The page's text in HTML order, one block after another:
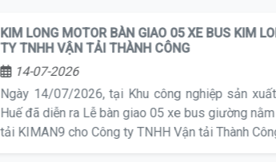
KIM LONG MOTOR BÀN GIAO 05 XE BUS KIM
TY TNHH VẬN TẢI THÀNH CÔNG
14-07-2026
Ngày 14/07/2026, tại Khu công nghiệp sản
Huế đã diễn ra Lễ bàn giao 05 xe bus giường
tải KIMAN9 cho Công ty TNHH Vận tải Thành